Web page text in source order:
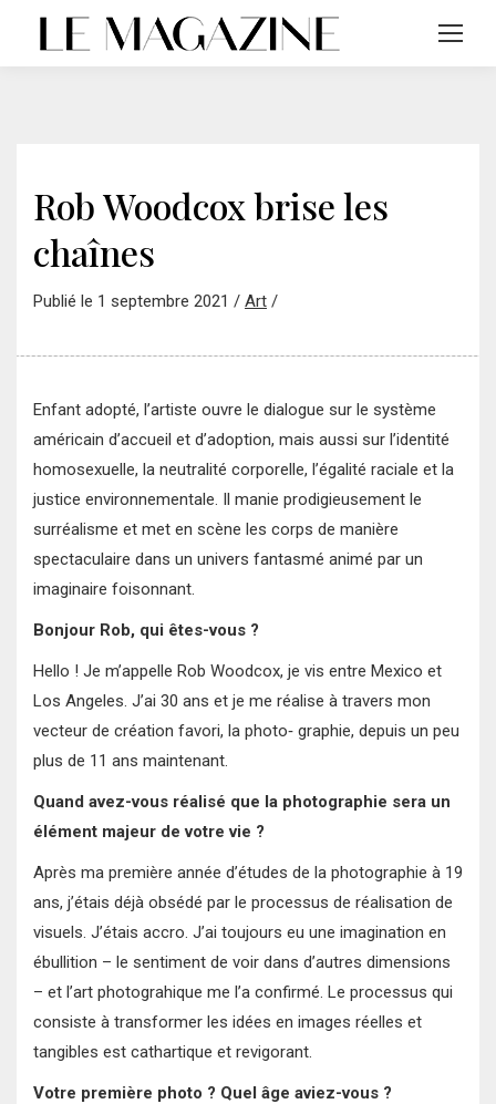
Rob Woodcox brise les
chaînes
Publié le 1 septembre 2021 / Art /
Enfant adopté, l’artiste ouvre le dialogue sur le système
américain d’accueil et d’adoption, mais aussi sur l’identité
homosexuelle, la neutralité corporelle, l’égalité raciale et la
justice environnementale. Il manie prodigieusement le
surréalisme et met en scène les corps de manière
spectaculaire dans un univers fantasmé animé par un
imaginaire foisonnant.
Bonjour Rob, qui êtes-vous ?
Hello ! Je m’appelle Rob Woodcox, je vis entre Mexico et
Los Angeles. J’ai 30 ans et je me réalise à travers mon
vecteur de création favori, la photo‐ graphie, depuis un peu
plus de 11 ans maintenant.
Quand avez-vous réalisé que la photographie sera un
élément majeur de votre vie ?
Après ma première année d’études de la photographie à 19
ans, j’étais déjà obsédé par le processus de réalisation de
visuels. J’étais accro. J’ai toujours eu une imagination en
ébullition – le sentiment de voir dans d’autres dimensions
– et l’art photograhique me l’a confirmé. Le processus qui
consiste à transformer les idées en images réelles et
tangibles est cathartique et revigorant.
Votre première photo ? Quel âge aviez-vous ?